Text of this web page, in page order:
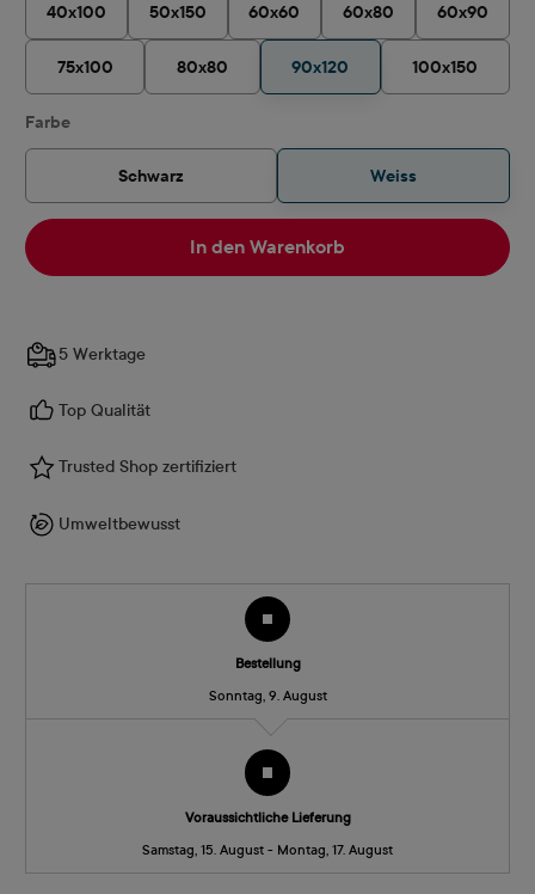
40x100 50x150 60x60 60x80 60x90
75x100 80x80 90x120 100x150
Farbeauswählen
Schwarz Weiss
In den Warenkorb
5 Werktage
Top Qualität
Trusted Shop zertifiziert
Umweltbewusst
Bestellung
Sonntag, 9. August
Voraussichtliche Lieferung
Samstag, 15. August - Montag, 17. August